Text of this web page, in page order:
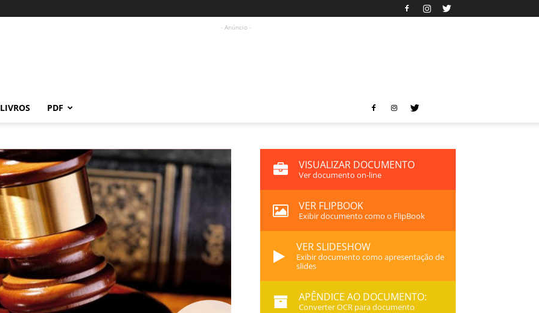
- Anúncio -
LIVROS PDF
VISUALIZAR DOCUMENTO
Ver documento on-line
VER FLIPBOOK
Exibir documento como o FlipBook
VER SLIDESHOW
Exibir documento como apresentação de
slides
APÊNDICE AO DOCUMENTO:
Converter OCR para documento